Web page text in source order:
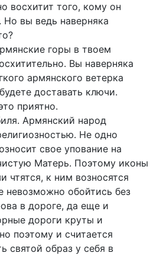
восхитит того, кому он
Но вы ведь наверняка
горы в твоем
Вы наверняка
армянского ветерка
доставать ключи.
приятно.
Армянский народ
Не одно
свое упование на
Матерь. Поэтому иконы
чтятся, к ним возносятся
невозможно обойтись без
в дороге, да еще и
дороги круты и
поэтому и считается
святой образ у себя в